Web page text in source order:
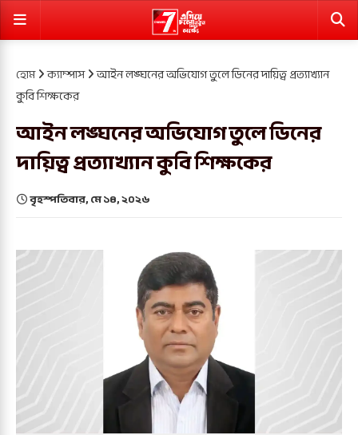
হোম ক্যাম্পাস ‎আইন লঙ্ঘনের অভিযোগ তুলে ডিনের দায়িত্ব প্রত্যাখ্যান
কুবি শিক্ষকের
‎আইন লঙ্ঘনের অভিযোগ তুলে ডিনের
দায়িত্ব প্রত্যাখ্যান কুবি শিক্ষকের
বৃহস্পতিবার, মে ১৪, ২০২৬